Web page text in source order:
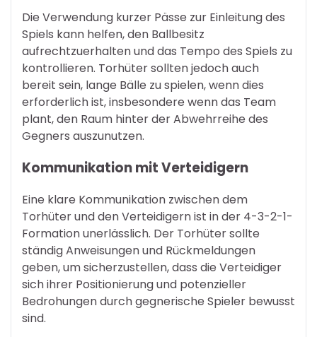
Die Verwendung kurzer Pässe zur Einleitung des
Spiels kann helfen, den Ballbesitz
aufrechtzuerhalten und das Tempo des Spiels zu
kontrollieren. Torhüter sollten jedoch auch
bereit sein, lange Bälle zu spielen, wenn dies
erforderlich ist, insbesondere wenn das Team
plant, den Raum hinter der Abwehrreihe des
Gegners auszunutzen.
Kommunikation mit Verteidigern
Eine klare Kommunikation zwischen dem
Torhüter und den Verteidigern ist in der 4-3-2-1-
Formation unerlässlich. Der Torhüter sollte
ständig Anweisungen und Rückmeldungen
geben, um sicherzustellen, dass die Verteidiger
sich ihrer Positionierung und potenzieller
Bedrohungen durch gegnerische Spieler bewusst
sind.